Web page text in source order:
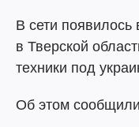
В сети появилось
в Тверской
техники под
Об этом